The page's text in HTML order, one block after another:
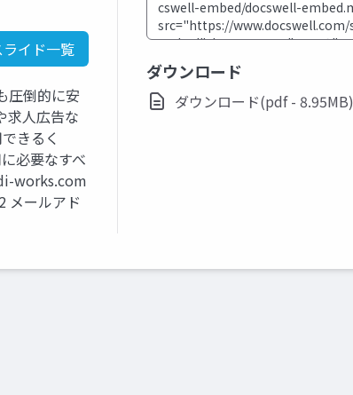
ライド一覧
圧倒的に安
求人広告な
きるく
必要なすべ
works.com
メールアド
ダウンロード
ダウンロード(pdf - 8.95MB)